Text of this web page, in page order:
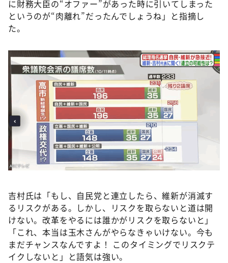
に財務大臣の“オファー”があった時に引いてしまった
というのが“肉離れ”だったんでしょうね」と指摘し
た。
吉村氏は「もし、自民党と連立したら、維新が消滅す
るリスクがある。しかし、リスクを取らないと道は開
けない。改革をやるには誰かがリスクを取らないと」
「これ、本当は玉木さんがやらなきゃいけない。今も
まだチャンスなんですよ！ このタイミングでリスクテ
イクしないと」と語気は強い。